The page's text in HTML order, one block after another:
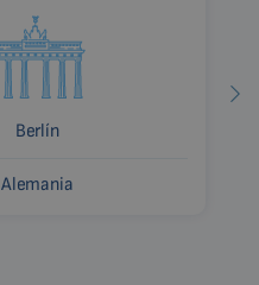
Berlín
Alemania